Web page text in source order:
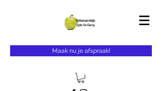
Maak nu je afspraak!